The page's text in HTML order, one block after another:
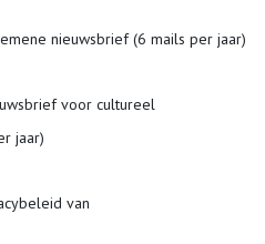
nieuwsbrief (6 mails per jaar)
voor cultureel
jaar)
van